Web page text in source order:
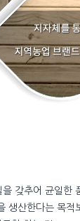
갖추어 균일한
산한다는 목적